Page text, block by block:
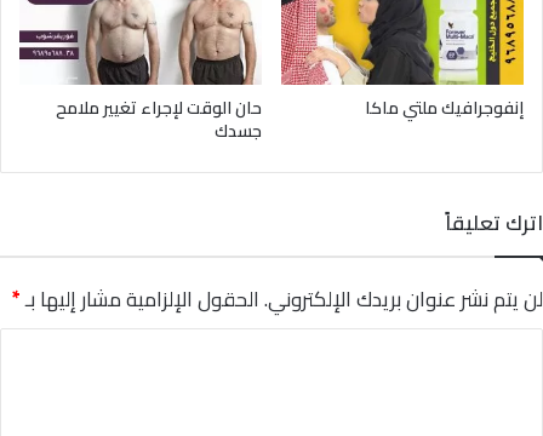
إنفوجرافيك ملتي ماكا حان الوقت لإجراء تغيير ملامح
جسدك
اترك تعليقاً
لن يتم نشر عنوان بريدك الإلكتروني.الحقول الإلزامية مشار إليها بـ*